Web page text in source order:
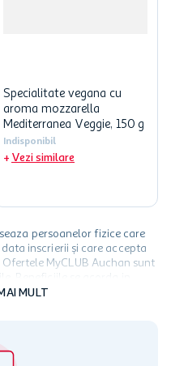
Specialitate vegana cu
aroma mozzarella
Mediterranea Veggie, 150 g
Indisponibil
Vezi similare
persoanelor fizice care
inscrierii și care accepta
MyCLUB Auchan sunt
data in perioada promotiei.
si Conditii. Auchan
MULT